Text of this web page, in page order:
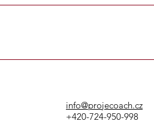
info@projecoach.cz
+420-724-950-998